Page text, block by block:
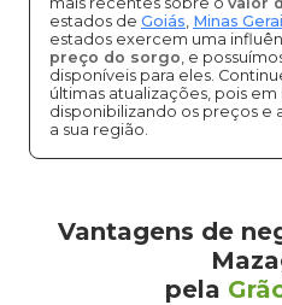
estados de Goiás, Minas
estados exercem uma
preço do sorgo, e
disponíveis para eles.
últimas atualizações, pois
disponibilizando os preços e
a sua região.
Vantagens de
pela